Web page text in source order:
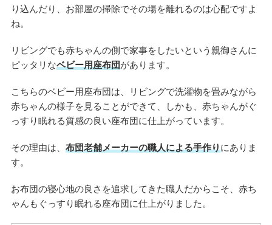
り込んだり、お部屋の掃除でその場を離れるのは心配ですよ
ね。
リビングでも赤ちゃんの側で家事をしたいという親御さんに
ピッタリなベビー用座布団があります。
こちらのベビー用座布団は、リビングで洗濯物を畳みながら
赤ちゃんの様子を見ることができて、しかも、赤ちゃんがぐ
っすり眠れる質感の良い座布団に仕上がっています。
その理由は、 布団老舗メーカーの職人による手作りにありま
す。
お布団の寝心地の良さを追求してきた職人だからこそ、赤ち
ゃんもぐっすり眠れる座布団に仕上がりました。